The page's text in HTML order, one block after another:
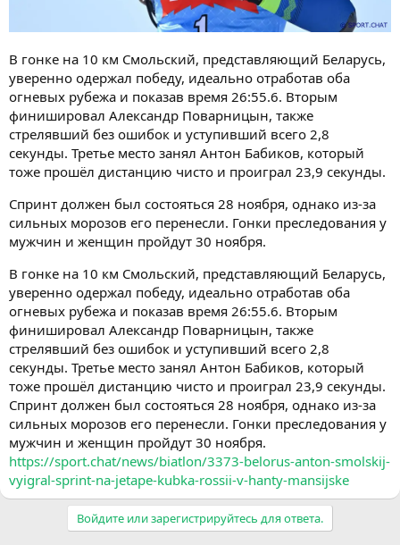
В гонке на 10 км Смольский, представляющий Беларусь,
уверенно одержал победу, идеально отработав оба
огневых рубежа и показав время 26:55.6. Вторым
финишировал Александр Поварницын, также
стрелявший без ошибок и уступивший всего 2,8
секунды. Третье место занял Антон Бабиков, который
тоже прошёл дистанцию чисто и проиграл 23,9 секунды.
Спринт должен был состояться 28 ноября, однако из-за
сильных морозов его перенесли. Гонки преследования у
мужчин и женщин пройдут 30 ноября.
В гонке на 10 км Смольский, представляющий Беларусь,
уверенно одержал победу, идеально отработав оба
огневых рубежа и показав время 26:55.6. Вторым
финишировал Александр Поварницын, также
стрелявший без ошибок и уступивший всего 2,8
секунды. Третье место занял Антон Бабиков, который
тоже прошёл дистанцию чисто и проиграл 23,9 секунды.
Спринт должен был состояться 28 ноября, однако из-за
сильных морозов его перенесли. Гонки преследования у
мужчин и женщин пройдут 30 ноября.
https://sport.chat/news/biatlon/3373-belorus-anton-smolskij-
vyigral-sprint-na-jetape-kubka-rossii-v-hanty-mansijske
Войдите или зарегистрируйтесь для ответа.